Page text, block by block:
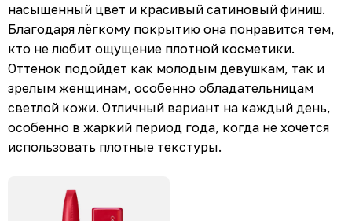
насыщенный цвет и красивый сатиновый финиш.
Благодаря лёгкому покрытию она понравится тем,
кто не любит ощущение плотной косметики.
Оттенок подойдет как молодым девушкам, так и
зрелым женщинам, особенно обладательницам
светлой кожи. Отличный вариант на каждый день,
особенно в жаркий период года, когда не хочется
использовать плотные текстуры.